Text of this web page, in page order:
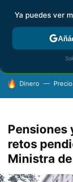
FISCALIDAD Y
HOY SE HABLA
Dinero
Pensiones
retos
Ministra
Ya puedes ver